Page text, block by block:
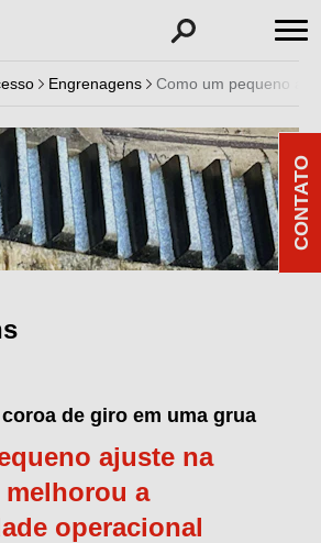
Engrenagens Como um pequeno
de giro em uma grua
ajuste na
a
operacional
CONTATO